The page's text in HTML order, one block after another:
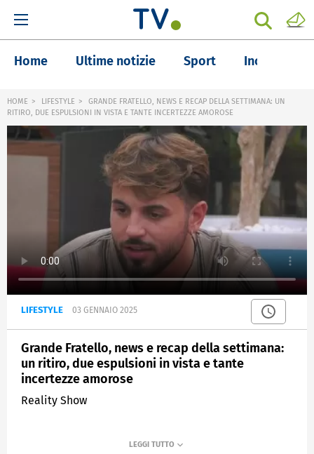
Home Ultime notizie Sport Inchieste
HOME LIFESTYLE
GRANDE FRATELLO, NEWS E RECAP DELLA SETTIMANA: UN
RITIRO, DUE ESPULSIONI IN VISTA E TANTE INCERTEZZE AMOROSE
LIFESTYLE 03 GENNAIO 2025
Grande Fratello, news e recap della settimana:
un ritiro, due espulsioni in vista e tante
incertezze amorose
Reality Show